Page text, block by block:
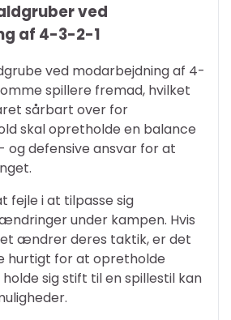
ved
af 4-3-2-1
ved modarbejdning af 4-
spillere fremad, hvilket
sårbart over for
skal opretholde en balance
og defensive ansvar for at
fejle i at tilpasse sig
under kampen. Hvis
ændrer deres taktik, er det
hurtigt for at opretholde
sig stift til en spillestil kan